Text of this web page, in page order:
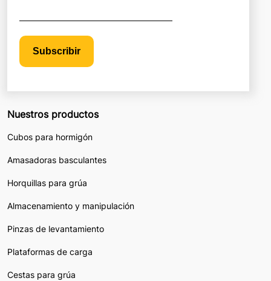
Subscribir
Nuestros productos
Cubos para hormigón
Amasadoras basculantes
Horquillas para grúa
Almacenamiento y manipulación
Pinzas de levantamiento
Plataformas de carga
Cestas para grúa